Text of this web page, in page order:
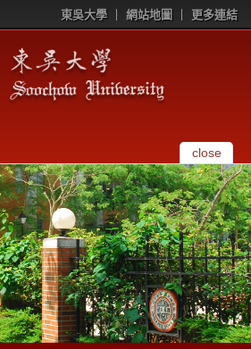
東吳大學 網站地圖 更多連結
close